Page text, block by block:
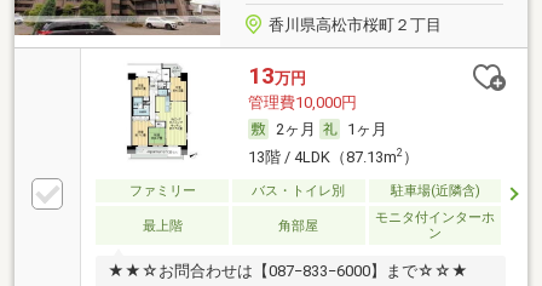
香川県高松市桜町２丁目
13万円
管理費10,000円
2ヶ月
1ヶ月
13階 / 4LDK（87.13m2）
ファミリー バス・トイレ別 駐車場(近隣含)
最上階 角部屋
モニタ付インターホ
ン
★★☆お問合わせは【087−833−6000】まで☆☆★